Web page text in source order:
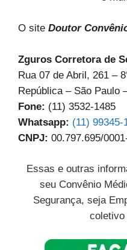
O site Doutor
Zguros Corretora de
Rua 07 de Abril, 261 –
República – São Paulo
Fone: (11) 3532-1485
Whatsapp: (11) 99345-
CNPJ: 00.797.695/
Essas e outras
seu Convênio
Segurança, seja
coletivo